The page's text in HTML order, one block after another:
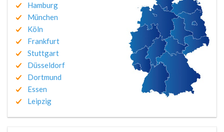
Hamburg
München
Köln
Frankfurt
Stuttgart
Düsseldorf
Dortmund
Essen
Leipzig